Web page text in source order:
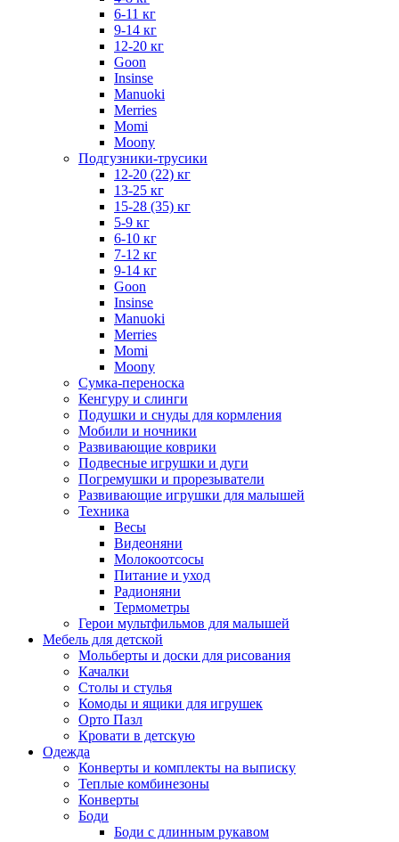
6-11 кг
9-14 кг
12-20 кг
Goon
Insinse
Manuoki
Merries
Momi
Moony
Подгузники-трусики
12-20 (22) кг
13-25 кг
15-28 (35) кг
5-9 кг
6-10 кг
7-12 кг
9-14 кг
Goon
Insinse
Manuoki
Merries
Momi
Moony
Сумка-переноска
Кенгуру и слинги
Подушки и снуды для кормления
Мобили и ночники
Развивающие коврики
Подвесные игрушки и дуги
Погремушки и прорезыватели
Развивающие игрушки для малышей
Техника
Весы
Видеоняни
Молокоотсосы
Питание и уход
Радионяни
Термометры
Герои мультфильмов для малышей
Мебель для детской
Мольберты и доски для рисования
Качалки
Столы и стулья
Комоды и ящики для игрушек
Орто Пазл
Кровати в детскую
Одежда
Конверты и комплекты на выписку
Теплые комбинезоны
Конверты
Боди
Боди с длинным рукавом